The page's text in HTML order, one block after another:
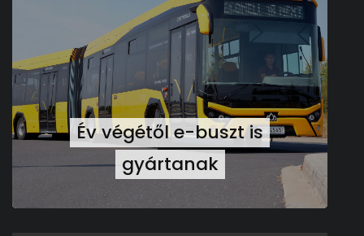
Év végétől e-buszt is
gyártanak